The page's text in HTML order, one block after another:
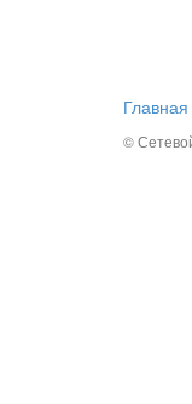
Главная
©